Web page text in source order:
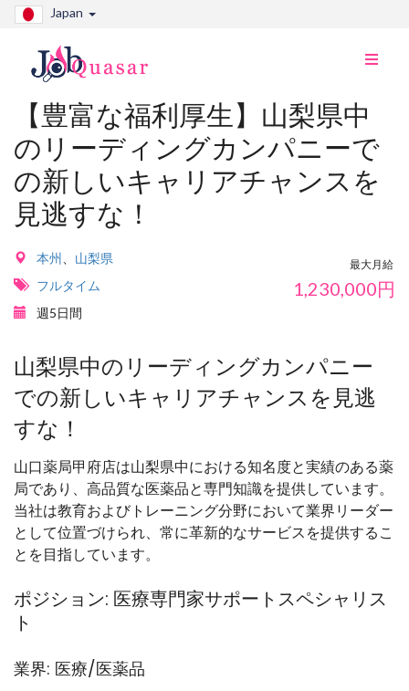
Japan
ナ
り
替
え
【豊富な福利厚生】山梨県中
のリーディングカンパニーで
の新しいキャリアチャンスを
見逃すな！
本州
山梨県
フルタイム
週5日間
最大月給
1,230,000円
山梨県中のリーディングカンパニー
での新しいキャリアチャンスを見逃
すな！
山口薬局甲府店は山梨県中における知名度と実績のある薬
局であり、高品質な医薬品と専門知識を提供しています。
当社は教育およびトレーニング分野において業界リーダー
として位置づけられ、常に革新的なサービスを提供するこ
とを目指しています。
ポジション: 医療専門家サポートスペシャリス
ト
業界: 医療/医薬品